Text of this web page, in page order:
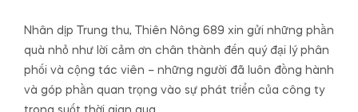
Nhân dịp Trung thu, Thiên Nông 689 xin gửi những phần
quà nhỏ như lời cảm ơn chân thành đến quý đại lý phân
phối và cộng tác viên – những người đã luôn đồng hành
và góp phần quan trọng vào sự phát triển của công ty